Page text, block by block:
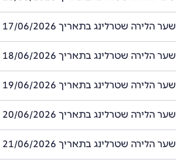
שער הלירה שטרלינג בתאריך 17/06/2026 הוא 3.9107
שער הלירה שטרלינג בתאריך 18/06/2026 הוא 3.8939
שער הלירה שטרלינג בתאריך 19/06/2026 הוא 3.9114
שער הלירה שטרלינג בתאריך 20/06/2026 הוא 3.928
שער הלירה שטרלינג בתאריך 21/06/2026 הוא 3.928